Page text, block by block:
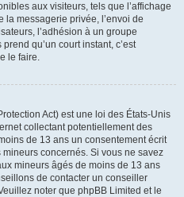
aux visiteurs, tels que l’affichage
la messagerie privée, l’envoi de
l’adhésion à un groupe
qu’un court instant, c’est
le faire.
Act) est une loi des États-Unis
collectant potentiellement des
de 13 ans un consentement écrit
concernés. Si vous ne savez
mineurs âgés de moins de 13 ans
de contacter un conseiller
noter que phpBB Limited et le